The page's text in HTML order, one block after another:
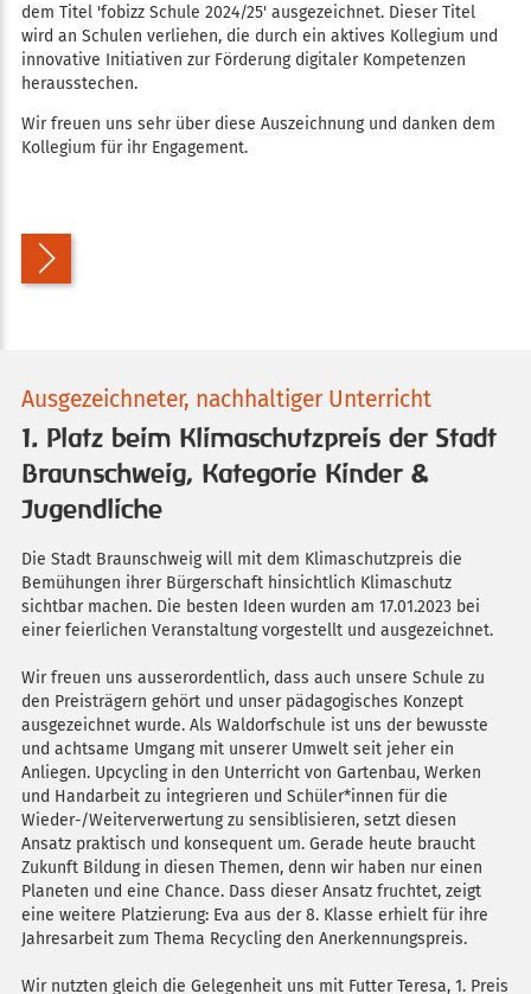
dem Titel 'fobizz Schule 2024/25' ausgezeichnet. Dieser Titel
wird an Schulen verliehen, die durch ein aktives Kollegium und
innovative Initiativen zur Förderung digitaler Kompetenzen
herausstechen.
Wir freuen uns sehr über diese Auszeichnung und danken dem
Kollegium für ihr Engagement.
Ausgezeichneter, nachhaltiger Unterricht
1. Platz beim Klimaschutzpreis der Stadt
Braunschweig, Kategorie Kinder &
Jugendliche
Die Stadt Braunschweig will mit dem Klimaschutzpreis die
Bemühungen ihrer Bürgerschaft hinsichtlich Klimaschutz
sichtbar machen. Die besten Ideen wurden am 17.01.2023 bei
einer feierlichen Veranstaltung vorgestellt und ausgezeichnet.
Wir freuen uns ausserordentlich, dass auch unsere Schule zu
den Preisträgern gehört und unser pädagogisches Konzept
ausgezeichnet wurde. Als Waldorfschule ist uns der bewusste
und achtsame Umgang mit unserer Umwelt seit jeher ein
Anliegen. Upcycling in den Unterricht von Gartenbau, Werken
und Handarbeit zu integrieren und Schüler*innen für die
Wieder-/Weiterverwertung zu sensiblisieren, setzt diesen
Ansatz praktisch und konsequent um. Gerade heute braucht
Zukunft Bildung in diesen Themen, denn wir haben nur einen
Planeten und eine Chance. Dass dieser Ansatz fruchtet, zeigt
eine weitere Platzierung: Eva aus der 8. Klasse erhielt für ihre
Jahresarbeit zum Thema Recycling den Anerkennungspreis.
Wir nutzten gleich die Gelegenheit uns mit Futter Teresa, 1. Preis